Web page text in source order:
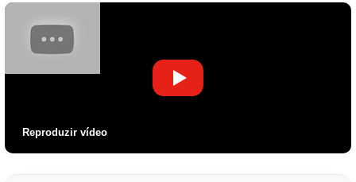
Reproduzir vídeo